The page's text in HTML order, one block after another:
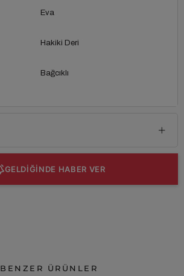
Eva
Hakiki Deri
Bağcıklı
GELDİĞİNDE HABER VER
BENZER ÜRÜNLER